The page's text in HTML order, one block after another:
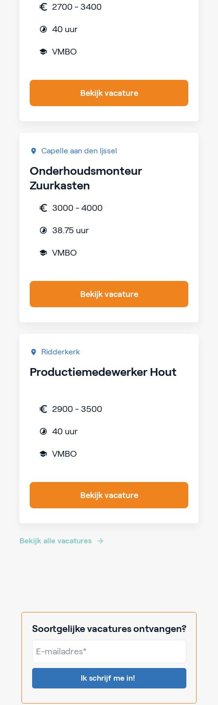
2700 - 3400
40 uur
VMBO
Bekijk vacature
Capelle aan den Ijssel
Onderhoudsmonteur
Zuurkasten
3000 - 4000
38.75 uur
VMBO
Bekijk vacature
Ridderkerk
Productiemedewerker Hout
2900 - 3500
40 uur
VMBO
Bekijk vacature
Bekijk alle vacatures
Soortgelijke vacatures ontvangen?
E-
mailadres*